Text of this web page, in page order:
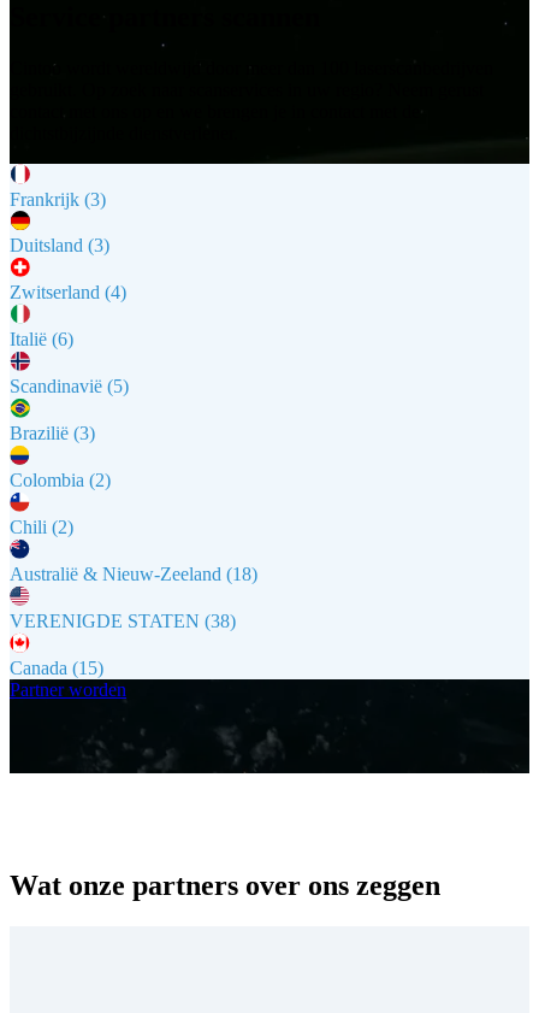
Cintoo wordt wereldwijd door meer dan 100 laserscanbedrijven
Frankrijk (3)
Duitsland (3)
Zwitserland (4)
Italië (6)
Scandinavië (5)
Brazilië (3)
Colombia (2)
Chili (2)
Australië & Nieuw-Zeeland (18)
VERENIGDE STATEN (38)
Canada (15)
Partner worden
Wat onze partners over ons zeggen